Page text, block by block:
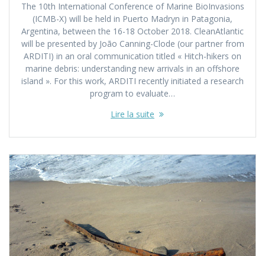
The 10th International Conference of Marine BioInvasions
(ICMB-X) will be held in Puerto Madryn in Patagonia,
Argentina, between the 16-18 October 2018. CleanAtlantic
will be presented by João Canning-Clode (our partner from
ARDITI) in an oral communication titled « Hitch-hikers on
marine debris: understanding new arrivals in an offshore
island ». For this work, ARDITI recently initiated a research
program to evaluate…
Lire la suite